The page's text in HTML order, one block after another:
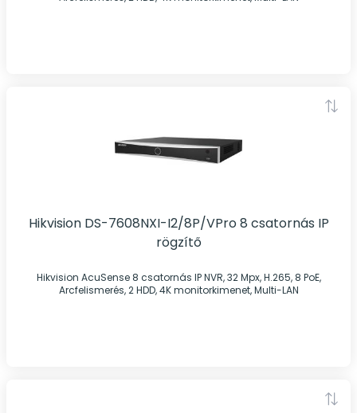
Hikvision DS-7608NXI-I2/8P/VPro 8 csatornás IP
rögzítő
Hikvision AcuSense 8 csatornás IP NVR, 32 Mpx, H.265, 8 PoE,
Arcfelismerés, 2 HDD, 4K monitorkimenet, Multi-LAN